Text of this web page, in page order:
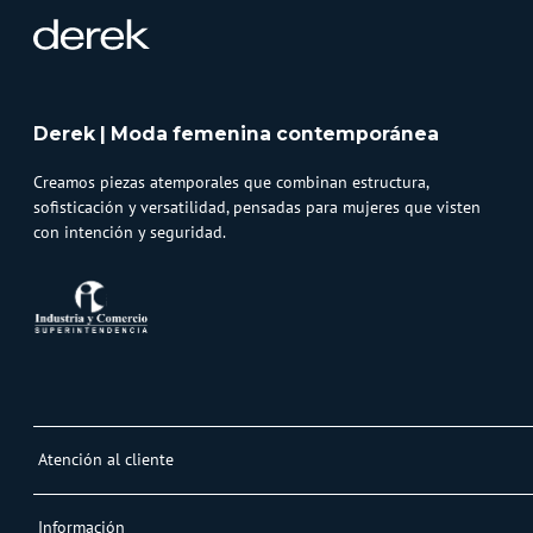
Derek | Moda femenina contemporánea
Creamos piezas atemporales que combinan estructura,
sofisticación y versatilidad, pensadas para mujeres que visten
con intención y seguridad.
Atención al cliente
Whatsapp
Información